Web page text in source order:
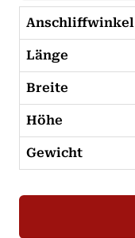
Anschliffwinkel
Länge
Breite
Höhe
Gewicht